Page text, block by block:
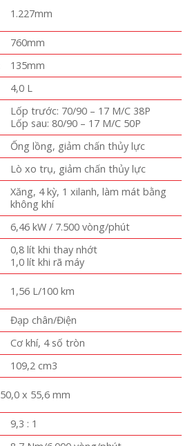
1.227mm
760mm
135mm
4,0 L
Lốp trước: 70/90 – 17 M/C 38P
Lốp sau: 80/90 – 17 M/C 50P
Ống lồng, giảm chấn thủy lực
Lò xo trụ, giảm chấn thủy lực
Xăng, 4 kỳ, 1 xilanh, làm mát bằng
không khí
6,46 kW / 7.500 vòng/phút
0,8 lít khi thay nhớt
1,0 lít khi rã máy
1,56 L/100 km
Đạp chân/Điện
Cơ khí, 4 số tròn
109,2 cm3
50,0 x 55,6 mm
9,3 : 1